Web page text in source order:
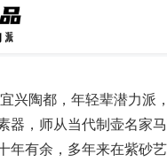
兴陶都，年轻辈潜力派
器，师从当代制壶名家马
年有余，多年来在紫砂